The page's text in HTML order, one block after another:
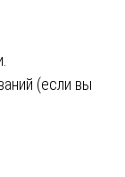
(если вы